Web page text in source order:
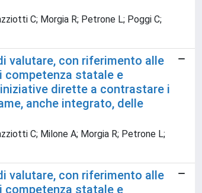
C; Morgia R; Petrone L; Poggi C;
valutare, con riferimento alle
statale e
dirette a contrastare i
anche integrato, delle
C; Milone A; Morgia R; Petrone L;
valutare, con riferimento alle
statale e